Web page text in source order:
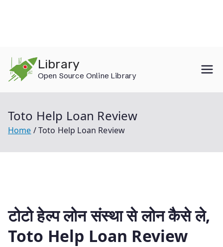
content
Library
Open Source Online Library
Toto Help Loan Review
Home Toto Help Loan Review
टोटो हेल्प लोन संस्था से लोन कैसे ले,
Toto Help Loan Review